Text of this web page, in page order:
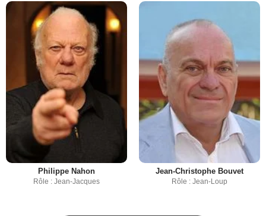
Philippe Nahon
Rôle : Jean-Jacques
Jean-Christophe Bouvet
Rôle : Jean-Loup